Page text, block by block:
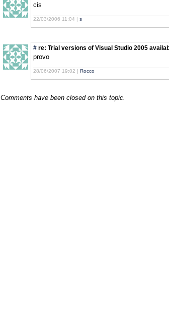
cis
22/03/2006 11:04 | s
# re: Trial versions of Visual Studio 2005
provo
28/06/2007 19:02 | Rocco
Comments have been closed on this topic.